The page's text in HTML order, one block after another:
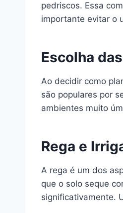
pedriscos. Essa
importante evitar o
Escolha
Ao decidir como
são populares por
ambientes muito
Rega e
A rega é um dos
que o solo seque
significativamente.